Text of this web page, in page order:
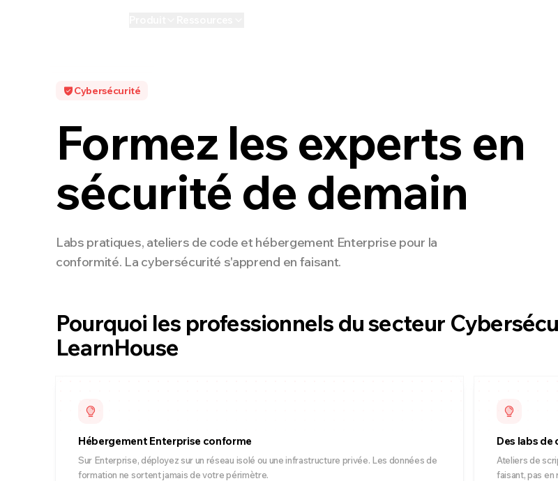
Cybersécurité
Formez les experts en
sécurité de demain
Labs pratiques, ateliers de code et hébergement Enterprise pour la
conformité. La cybersécurité s'apprend en faisant.
Pourquoi les professionnels du secteur
LearnHouse
Hébergement Enterprise conforme
Sur Enterprise, déployez sur un réseau isolé ou une infrastructure privée. Les données de
formation ne sortent jamais de votre périmètre.
Des labs
Ateliers de
faisant, pas en